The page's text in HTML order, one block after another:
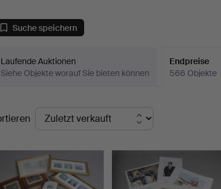
Suche speichern
Laufende Auktionen
Siehe Objekte worauf Sie bieten können
Endpreise
566 Objekte